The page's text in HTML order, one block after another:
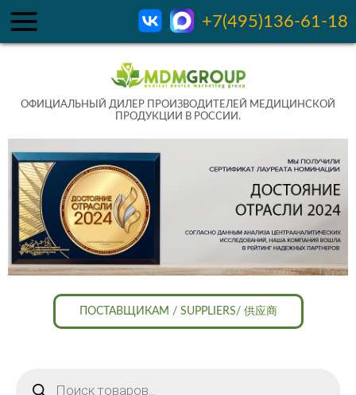
+7(495)136-61-18
ОФИЦИАЛЬНЫЙ ДИЛЕР ПРОИЗВОДИТЕЛЕЙ МЕДИЦИНСКОЙ
ПРОДУКЦИИ В РОССИИ.
ПОСТАВЩИКАМ / SUPPLIERS/ 供应商
товаров